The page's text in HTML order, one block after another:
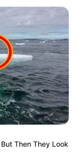
Rafa
Then They Look